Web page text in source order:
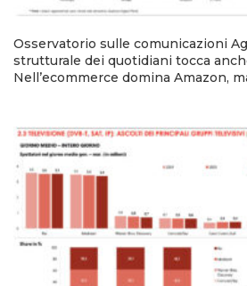
Osservatorio sulle comunicazioni
strutturale dei quotidiani tocca
Nell’ecommerce domina Amazon,